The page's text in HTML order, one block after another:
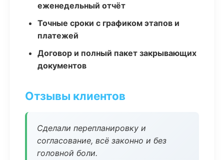
еженедельный отчёт
Точные сроки с графиком этапов и
платежей
Договор и полный пакет закрывающих
документов
Отзывы клиентов
Сделали перепланировку и
согласование, всё законно и без
головной боли.